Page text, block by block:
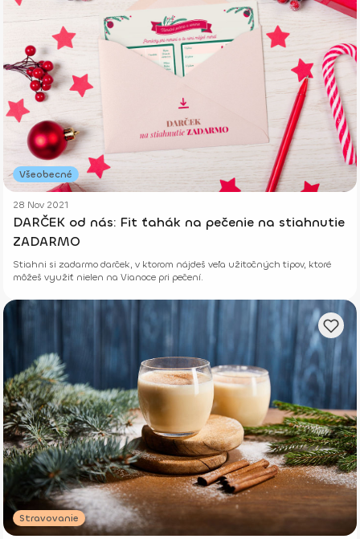
Všeobecné
28 Nov 2021
DARČEK od nás: Fit ťahák na pečenie na stiahnutie
ZADARMO
Stiahni si zadarmo darček, v ktorom nájdeš veľa užitočných tipov, ktoré
môžeš využiť nielen na Vianoce pri pečení.
Stravovanie